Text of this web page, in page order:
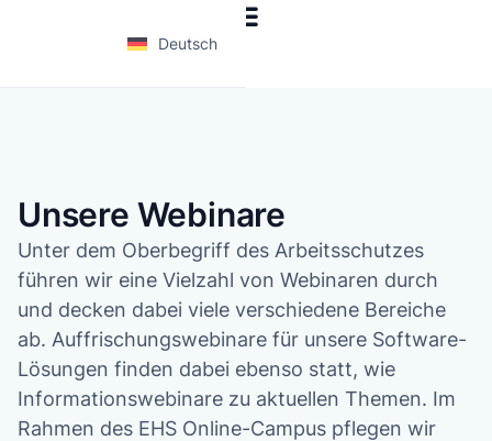
Deutsch
Unsere Webinare
Unter dem Oberbegriff des Arbeitsschutzes
führen wir eine Vielzahl von Webinaren durch
und decken dabei viele verschiedene Bereiche
ab. Auffrischungswebinare für unsere Software-
Lösungen finden dabei ebenso statt, wie
Informationswebinare zu aktuellen Themen. Im
Rahmen des EHS Online-Campus pflegen wir